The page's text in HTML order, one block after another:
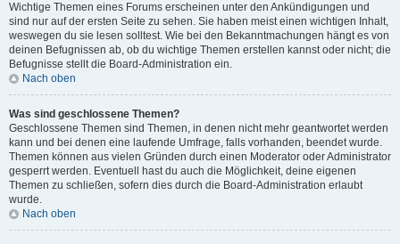
Wichtige Themen eines Forums erscheinen unter den Ankündigungen und
sind nur auf der ersten Seite zu sehen. Sie haben meist einen wichtigen Inhalt,
weswegen du sie lesen solltest. Wie bei den Bekanntmachungen hängt es von
deinen Befugnissen ab, ob du wichtige Themen erstellen kannst oder nicht; die
Befugnisse stellt die Board-Administration ein.
Nach oben
Was sind geschlossene Themen?
Geschlossene Themen sind Themen, in denen nicht mehr geantwortet werden
kann und bei denen eine laufende Umfrage, falls vorhanden, beendet wurde.
Themen können aus vielen Gründen durch einen Moderator oder Administrator
gesperrt werden. Eventuell hast du auch die Möglichkeit, deine eigenen
Themen zu schließen, sofern dies durch die Board-Administration erlaubt
wurde.
Nach oben